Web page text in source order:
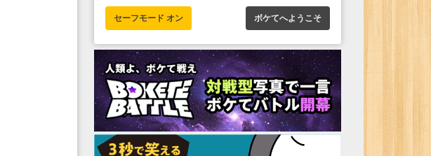
セーフモード オン ボケてへようこそ